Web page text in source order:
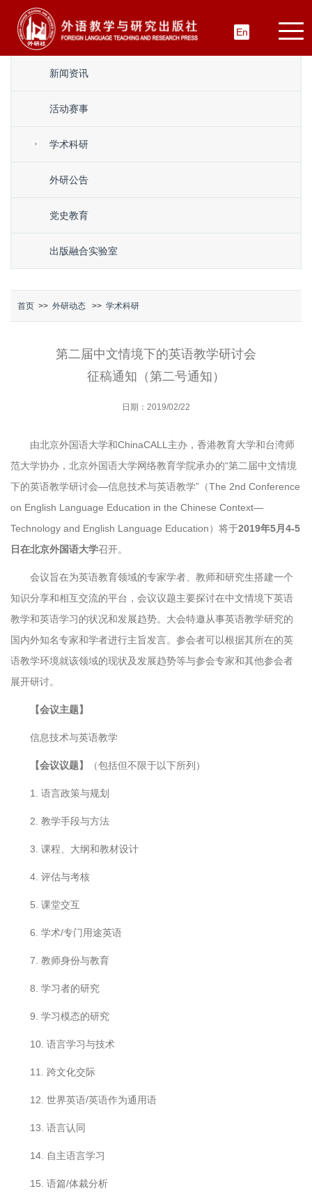
En
新闻资讯
活动赛事
学术科研
外研公告
党史教育
出版融合实验室
首页 >> 外研动态 >> 学术科研
第二届中文情境下的英语教学研讨会
征稿通知（第二号通知）
日期：2019/02/22
由北京外国语大学和ChinaCALL主办，香港教育大学和台湾师
范大学协办，北京外国语大学网络教育学院承办的“第二届中文情境
下的英语教学研讨会—信息技术与英语教学”（The 2nd Conference
on English Language Education in the Chinese Context—
Technology and English Language Education）将于2019年5月4-5
日在北京外国语大学召开。
会议旨在为英语教育领域的专家学者、教师和研究生搭建一个
知识分享和相互交流的平台，会议议题主要探讨在中文情境下英语
教学和英语学习的状况和发展趋势。大会特邀从事英语教学研究的
国内外知名专家和学者进行主旨发言。参会者可以根据其所在的英
语教学环境就该领域的现状及发展趋势等与参会专家和其他参会者
展开研讨。
【会议主题】
信息技术与英语教学
【会议议题】 （包括但不限于以下所列）
1. 语言政策与规划
2. 教学手段与方法
3. 课程、大纲和教材设计
4. 评估与考核
5. 课堂交互
6. 学术/专门用途英语
7. 教师身份与教育
8. 学习者的研究
9. 学习模态的研究
10. 语言学习与技术
11. 跨文化交际
12. 世界英语/英语作为通用语
13. 语言认同
14. 自主语言学习
15. 语篇/体裁分析